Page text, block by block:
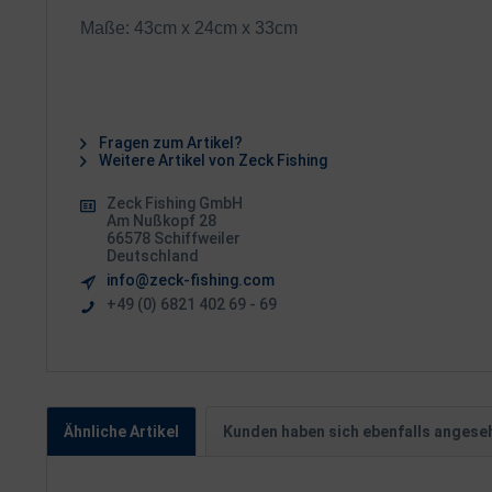
Maße: 43cm x 24cm x 33cm
Fragen zum Artikel?
Weitere Artikel von Zeck Fishing
Zeck Fishing GmbH
Am Nußkopf 28
66578 Schiffweiler
Deutschland
info@zeck-fishing.com
+49 (0) 6821 402 69 - 69
Ähnliche Artikel Kunden haben sich ebenfalls